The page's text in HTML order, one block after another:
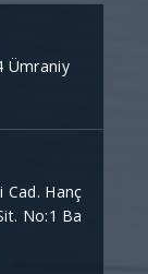
Ümraniy
Cad. Hanç
No:1 Ba